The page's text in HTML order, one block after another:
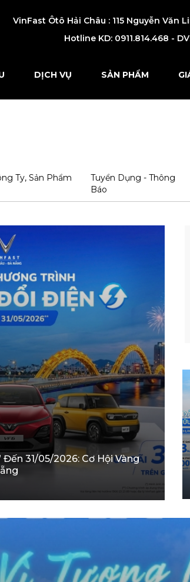
VinFast Ôtô Hải Châu : 115 Nguyễn Văn
Hotline KD: 0911.814.468 -
DỊCH VỤ SẢN PHẨM
Ty, Sản Phẩm
Tuyển Dụng - Thông
Báo
Đến 31/05/2026: Cơ Hội Vàng